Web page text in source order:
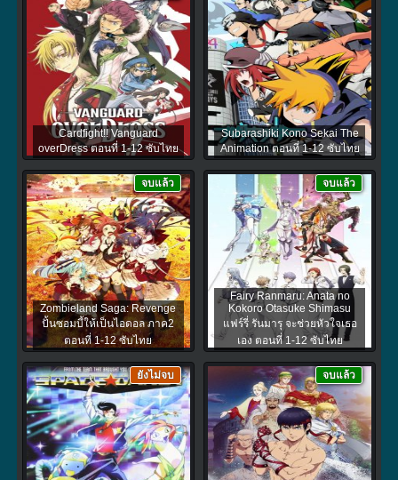
Cardfight!! Vanguard
overDress ตอนที่ 1-12 ซับไทย
Subarashiki Kono Sekai The
Animation ตอนที่ 1-12 ซับไทย
Zombieland Saga: Revenge
ปั้นซอมบี้ให้เป็นไอดอล ภาค2
ตอนที่ 1-12 ซับไทย
จบแล้ว
Fairy Ranmaru: Anata no
Kokoro Otasuke Shimasu
แฟร์รี่ รันมารุ จะช่วยหัวใจเธอ
เอง ตอนที่ 1-12 ซับไทย
จบแล้ว
ยังไม่จบ จบแล้ว